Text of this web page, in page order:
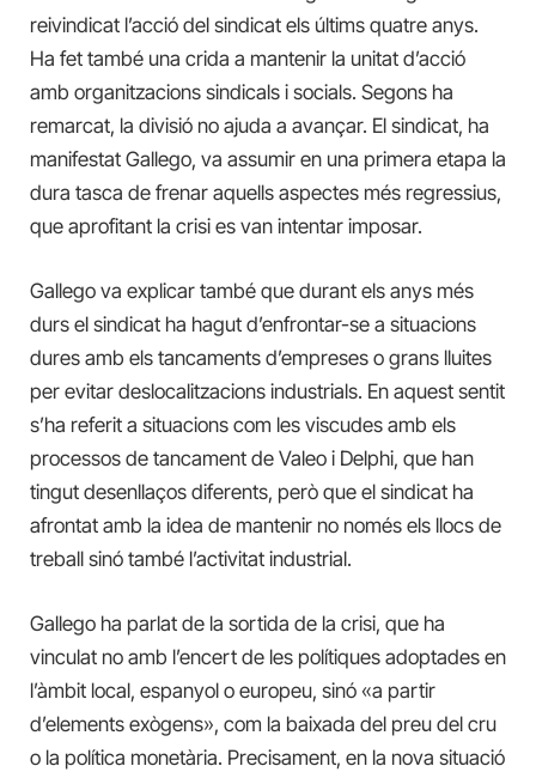
reivindicat l’acció del sindicat els últims quatre anys.
Ha fet també una crida a mantenir la unitat d’acció
amb organitzacions sindicals i socials. Segons ha
remarcat, la divisió no ajuda a avançar. El sindicat, ha
manifestat Gallego, va assumir en una primera etapa la
dura tasca de frenar aquells aspectes més regressius,
que aprofitant la crisi es van intentar imposar.
Gallego va explicar també que durant els anys més
durs el sindicat ha hagut d’enfrontar-se a situacions
dures amb els tancaments d’empreses o grans lluites
per evitar deslocalitzacions industrials. En aquest sentit
s’ha referit a situacions com les viscudes amb els
processos de tancament de Valeo i Delphi, que han
tingut desenllaços diferents, però que el sindicat ha
afrontat amb la idea de mantenir no només els llocs de
treball sinó també l’activitat industrial.
Gallego ha parlat de la sortida de la crisi, que ha
vinculat no amb l’encert de les polítiques adoptades en
l’àmbit local, espanyol o europeu, sinó «a partir
d’elements exògens», com la baixada del preu del cru
o la política monetària. Precisament, en la nova situació